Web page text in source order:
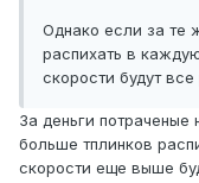
Однако если за те
распихать в
скорости будут
За деньги
больше тплинков
скорости еще выше